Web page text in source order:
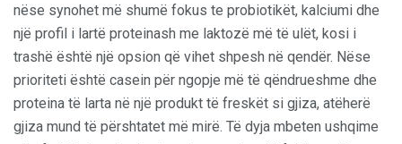
nëse synohet më shumë fokus te probiotikët, kalciumi dhe
një profil i lartë proteinash me laktozë më të ulët, kosi i
trashë është një opsion që vihet shpesh në qendër. Nëse
prioriteti është casein për ngopje më të qëndrueshme dhe
proteina të larta në një produkt të freskët si gjiza, atëherë
gjiza mund të përshtatet më mirë. Të dyja mbeten ushqime